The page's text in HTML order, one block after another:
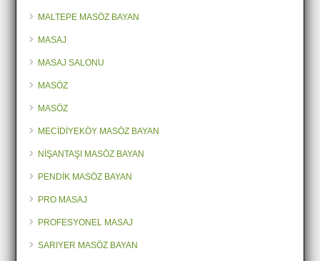
MALTEPE MASÖZ BAYAN
MASAJ
MASAJ SALONU
MASÖZ
MASÖZ
MECİDİYEKÖY MASÖZ BAYAN
NİŞANTAŞI MASÖZ BAYAN
PENDİK MASÖZ BAYAN
PRO MASAJ
PROFESYONEL MASAJ
SARIYER MASÖZ BAYAN